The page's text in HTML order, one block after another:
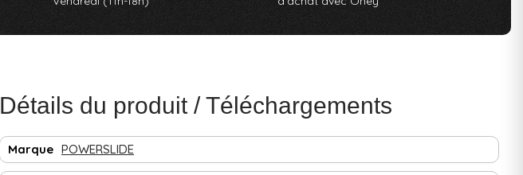
Détails du produit / Téléchargements
Marque POWERSLIDE